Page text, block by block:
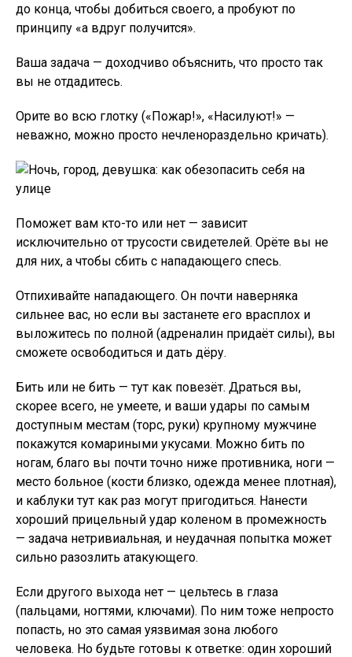
до конца, чтобы добиться своего, а пробуют по
принципу «а вдруг получится».
Ваша задача — доходчиво объяснить, что просто так
вы не отдадитесь.
Орите во всю глотку («Пожар!», «Насилуют!» —
неважно, можно просто нечленораздельно кричать).
Поможет вам кто-то или нет — зависит
исключительно от трусости свидетелей. Орёте вы не
для них, а чтобы сбить с нападающего спесь.
Отпихивайте нападающего. Он почти наверняка
сильнее вас, но если вы застанете его врасплох и
выложитесь по полной (адреналин придаёт силы), вы
сможете освободиться и дать дёру.
Бить или не бить — тут как повезёт. Драться вы,
скорее всего, не умеете, и ваши удары по самым
доступным местам (торс, руки) крупному мужчине
покажутся комариными укусами. Можно бить по
ногам, благо вы почти точно ниже противника, ноги —
место больное (кости близко, одежда менее плотная),
и каблуки тут как раз могут пригодиться. Нанести
хороший прицельный удар коленом в промежность
— задача нетривиальная, и неудачная попытка может
сильно разозлить атакующего.
Если другого выхода нет — цельтесь в глаза
(пальцами, ногтями, ключами). По ним тоже непросто
попасть, но это самая уязвимая зона любого
человека. Но будьте готовы к ответке: один хороший